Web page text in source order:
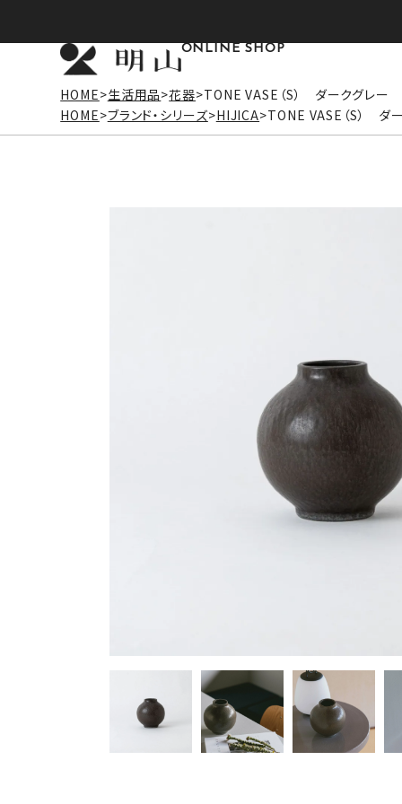
ONLINE SHOP
HOME 生活用品 花器 TONE VASE（S） ダークグレー
HOME ブランド・シリーズ HIJICA TONE VASE（S） ダ